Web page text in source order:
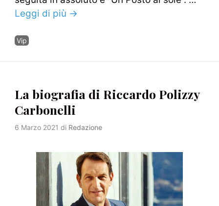
Leggi di più →
Categorie
Vip
La biografia di Riccardo Polizzy
Carbonelli
6 Marzo 2021 di Redazione